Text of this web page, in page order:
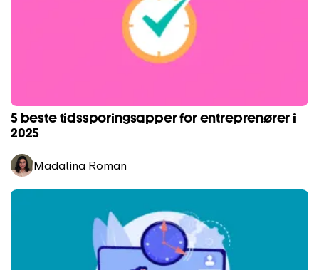
5 beste tidssporingsapper for entreprenører i
2025
Madalina Roman